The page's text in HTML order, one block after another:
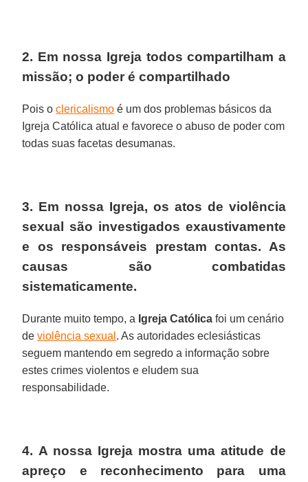
2. Em nossa Igreja todos compartilham a
missão; o poder é compartilhado
Pois oclericalismo é um dos problemas básicos da
Igreja Católica atual e favorece o abuso de poder com
todas suas facetas desumanas.
3. Em nossa Igreja, os atos de violência
sexual são investigados exaustivamente
e os responsáveis prestam contas. As
causas são combatidas
sistematicamente.
Durante muito tempo, a Igreja Católica foi um cenário
deviolência sexual . As autoridades eclesiásticas
seguem mantendo em segredo a informação sobre
estes crimes violentos e eludem sua
responsabilidade.
4. A nossa Igreja mostra uma atitude de
apreço e reconhecimento para uma